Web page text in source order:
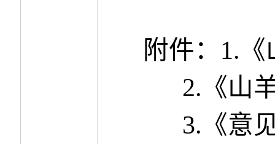
附件： 1. 《
2. 《山
3. 《意